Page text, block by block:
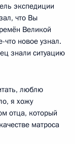
экспедиции
что Вы
Великой
новое узнал.
знали ситуацию
люблю
я хожу
отца, который
матроса